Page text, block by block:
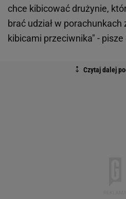
chce kibicować drużynie,
brać udział w porachunkach
kibicami przeciwnika" -